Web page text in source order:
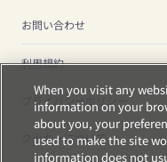
お問い合わせ
利用規約
プライバシーポリシー
クッキーについて
When you visit any
information on your
about you, your
used to make the site
information does not